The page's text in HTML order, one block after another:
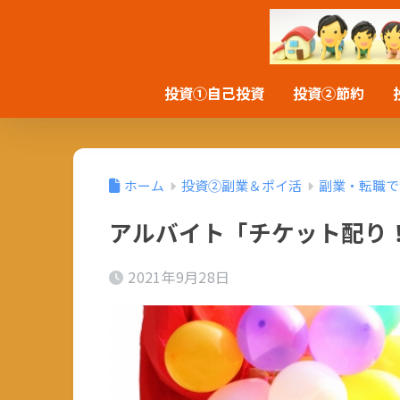
投資①自己投資 投資②節約
ホーム 投資②副業＆ポイ活 副業・転職
アルバイト「チケット配
2021年9月28日